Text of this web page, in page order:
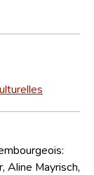
Aline Mayrisch,